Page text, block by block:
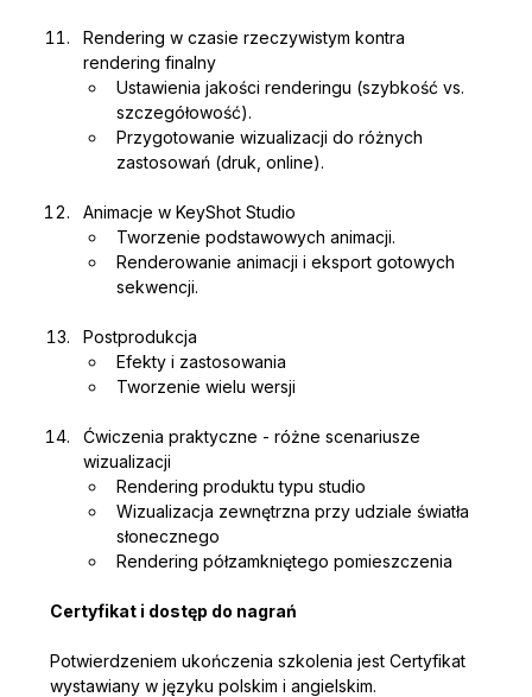
Rendering w czasie rzeczywistym kontra
rendering finalny
Ustawienia jakości renderingu (szybkość vs.
szczegółowość).
Przygotowanie wizualizacji do różnych
zastosowań (druk, online).
Animacje w KeyShot Studio
Tworzenie podstawowych animacji.
Renderowanie animacji i eksport gotowych
sekwencji.
Postprodukcja
Efekty i zastosowania
Tworzenie wielu wersji
Ćwiczenia praktyczne - różne scenariusze
wizualizacji
Rendering produktu typu studio
Wizualizacja zewnętrzna przy udziale światła
słonecznego
Rendering półzamkniętego pomieszczenia
Certyfikat i dostęp do nagrań
Potwierdzeniem ukończenia szkolenia jest Certyfikat
wystawiany w języku polskim i angielskim.